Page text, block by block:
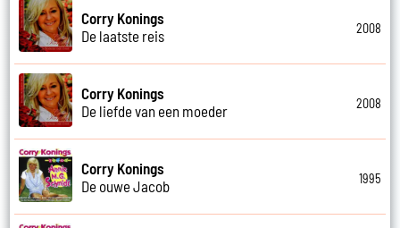
Corry Konings
De laatste reis
2008
Corry Konings
De liefde van een moeder
2008
Corry Konings
De ouwe Jacob
1995